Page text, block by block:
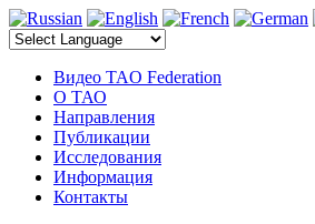
электронные компоненты
Видео TAO Federation
О ТАО
Направления
Публикации
Исследования
Информация
Контакты